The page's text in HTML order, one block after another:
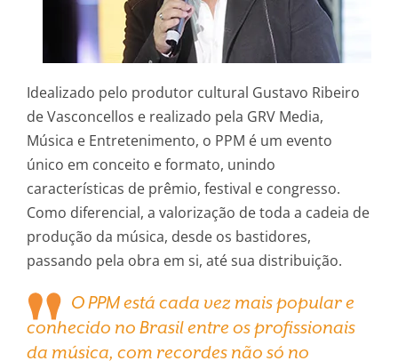
Idealizado pelo produtor cultural Gustavo Ribeiro
de Vasconcellos e realizado pela GRV Media,
Música e Entretenimento, o PPM é um evento
único em conceito e formato, unindo
características de prêmio, festival e congresso.
Como diferencial, a valorização de toda a cadeia de
produção da música, desde os bastidores,
passando pela obra em si, até sua distribuição.
O PPM está cada vez mais popular e
conhecido no Brasil entre os profissionais
da música, com recordes não só no